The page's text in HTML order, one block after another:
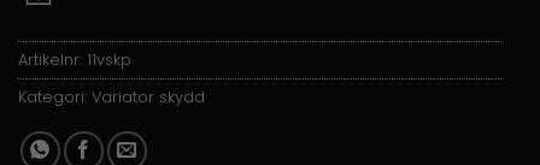
Artikelnr: 11vskp
Kategori: Variator skydd